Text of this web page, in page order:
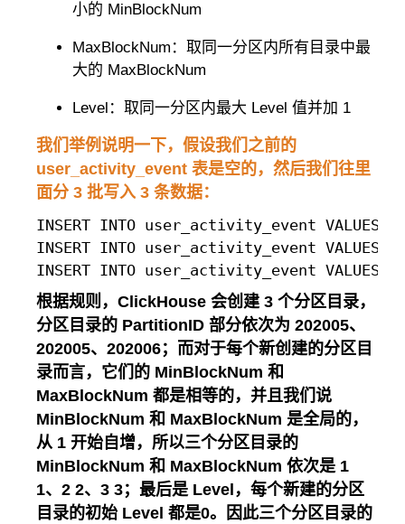
小的 MinBlockNum
MaxBlockNum：取同一分区内所有目录中最
大的 MaxBlockNum
Level：取同一分区内最大 Level 值并加 1
我们举例说明一下，假设我们之前的
user_activity_event 表是空的，然后我们往里
面分 3 批写入 3 条数据：
INSERT INTO user_activity_event
INSERT INTO user_activity_event
根据规则，ClickHouse 会创建 3 个分区目录，
分区目录的 PartitionID 部分依次为 202005、
202005、202006；而对于每个新创建的分区目
录而言，它们的 MinBlockNum 和
MaxBlockNum 都是相等的，并且我们说
MinBlockNum 和 MaxBlockNum 是全局的，
从 1 开始自增，所以三个分区目录的
MinBlockNum 和 MaxBlockNum 依次是 1
1、2 2、3 3；最后是 Level，每个新建的分区
目录的初始 Level 都是0。因此三个分区目录的